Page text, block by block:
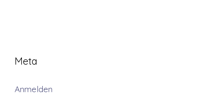
Meta
Anmelden